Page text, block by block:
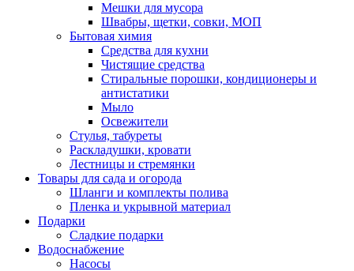
Мешки для мусора
Швабры, щетки, совки, МОП
Бытовая химия
Средства для кухни
Чистящие средства
Стиральные порошки, кондиционеры и
антистатики
Мыло
Освежители
Стулья, табуреты
Раскладушки, кровати
Лестницы и стремянки
Товары для сада и огорода
Шланги и комплекты полива
Пленка и укрывной материал
Подарки
Cладкие подарки
Водоснабжение
Насосы